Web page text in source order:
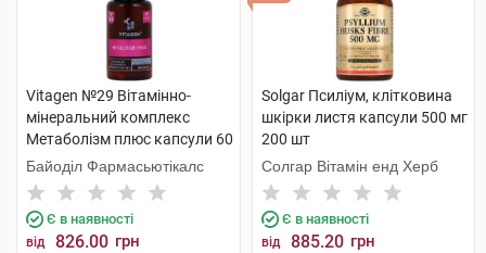
Vitagen №29 Вітамінно-
мінеральний комплекс
Метаболізм плюс капсули 60
шт
Байоділ Фармасьютікалс
Є в наявності
від 826.00 грн
Solgar Псиліум, клітковина
шкірки листя капсули 500 мг
200 шт
Солгар Вітамін енд Херб
Є в наявності
від 885.20 грн